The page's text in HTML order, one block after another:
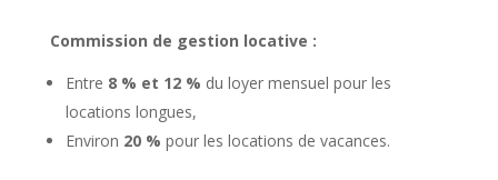
Commission de gestion locative :
Entre 8 % et 12 % du loyer mensuel pour les
locations longues,
Environ 20 % pour les locations de vacances.